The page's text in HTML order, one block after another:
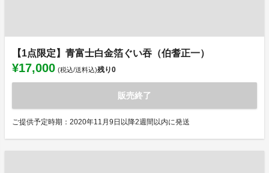
【1点限定】青富士白金箔ぐい吞（伯耆正一）
¥17,000 (税込/送料込)残り0
販売終了
ご提供予定時期：2020年11月9日以降2週間以内に発送